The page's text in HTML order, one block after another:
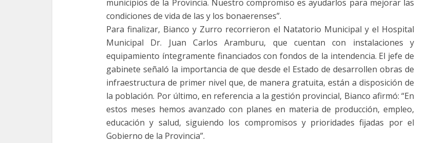
municipios de la Provincia. Nuestro compromiso es ayudarlos para mejorar las
condiciones de vida de las y los bonaerenses”.
Para finalizar, Bianco y Zurro recorrieron el Natatorio Municipal y el Hospital
Municipal Dr. Juan Carlos Aramburu, que cuentan con instalaciones y
equipamiento íntegramente financiados con fondos de la intendencia. El jefe de
gabinete señaló la importancia de que desde el Estado de desarrollen obras de
infraestructura de primer nivel que, de manera gratuita, están a disposición de
la población. Por último, en referencia a la gestión provincial, Bianco afirmó: “En
estos meses hemos avanzado con planes en materia de producción, empleo,
educación y salud, siguiendo los compromisos y prioridades fijadas por el
Gobierno de la Provincia”.